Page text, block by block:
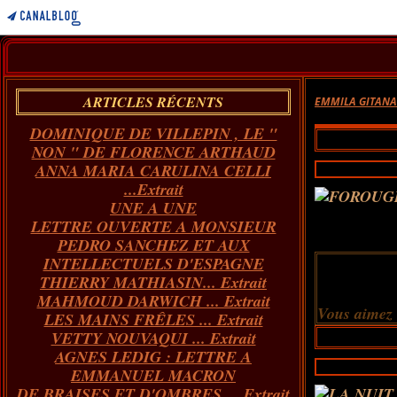
ARTICLES RÉCENTS
DOMINIQUE DE VILLEPIN , LE "
NON " DE FLORENCE ARTHAUD
ANNA MARIA CARULINA CELLI
...Extrait
UNE A UNE
LETTRE OUVERTE A MONSIEUR
PEDRO SANCHEZ ET AUX
INTELLECTUELS D'ESPAGNE
THIERRY MATHIASIN... Extrait
MAHMOUD DARWICH ... Extrait
LES MAINS FRÊLES ... Extrait
VETTY NOUVAQUI ... Extrait
AGNES LEDIG : LETTRE A
EMMANUEL MACRON
EMMILA GITANA
Vous aimez